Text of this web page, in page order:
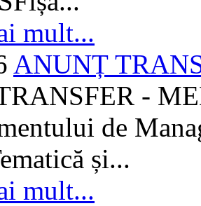
mult...
ANUNȚ
-
de
și...
mult...